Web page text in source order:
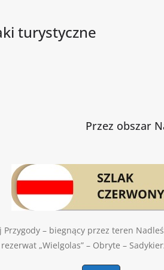
turystyczne
Przez obszar
Przygody – biegnący przez teren
rezerwat „Wielgolas” – Obryte –